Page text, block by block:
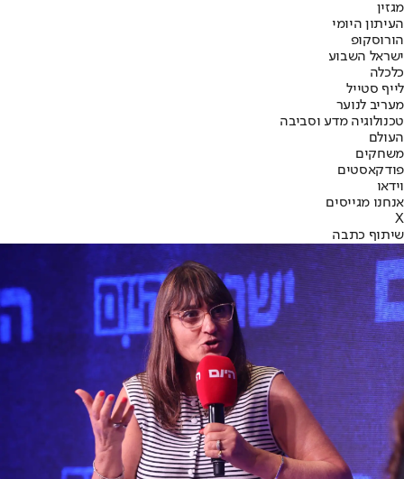
מגזין
העיתון היומי
הורוסקופ
ישראל השבוע
כלכלה
לייף סטייל
מעריב לנוער
טכנולוגיה מדע וסביבה
העולם
משחקים
פודקאסטים
וידאו
אנחנו מגייסים
X
שיתוף כתבה